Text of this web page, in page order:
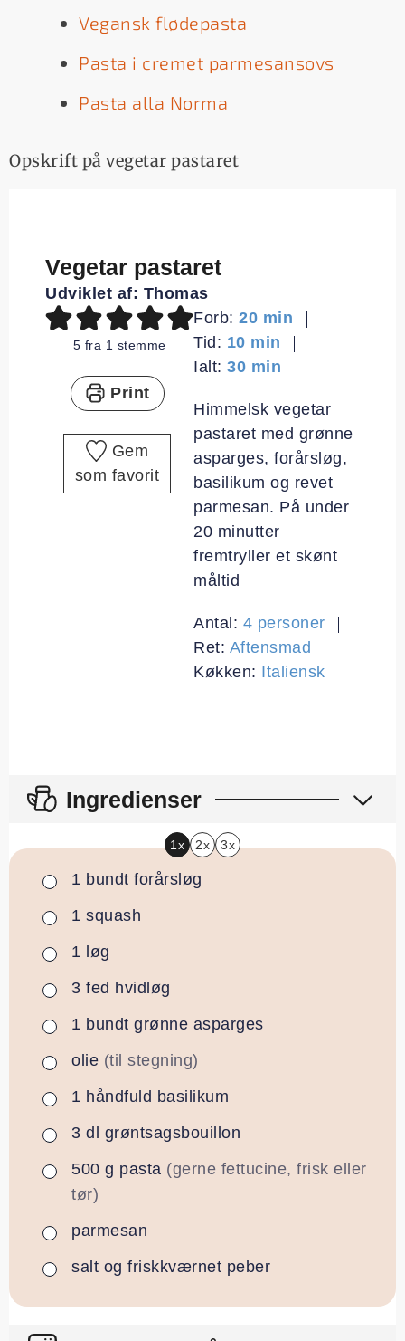
Vegansk flødepasta
Pasta i cremet parmesansovs
Pasta alla Norma
Opskrift på vegetar pastaret
Vegetar pastaret
Udviklet af: Thomas
5 fra 1 stemme
Print
Gem
som favorit
Forb:20minutter
min
Tid: 10minutter
min
Ialt:30minutter
min
Himmelsk vegetar
pastaret med grønne
asparges, forårsløg,
basilikum og revet
parmesan. På under
20 minutter
fremtryller et skønt
måltid
Antal: 4 personer
Ret: Aftensmad
Køkken: Italiensk
Ingredienser
1x 2x 3x
▢
1 bundt forårsløg
▢
1 squash
▢
1 løg
▢
3 fed hvidløg
▢
1 bundt grønne asparges
▢
olie (til stegning)
▢
1 håndfuld basilikum
▢
3 dl grøntsagsbouillon
▢
500 g pasta (gerne fettucine, frisk eller
tør)
▢
parmesan
▢
salt og friskkværnet peber